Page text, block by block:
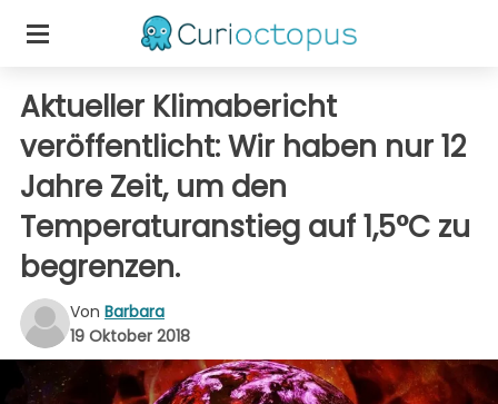
Aktueller Klimabericht
veröffentlicht: Wir haben nur 12
Jahre Zeit, um den
Temperaturanstieg auf 1,5°C zu
begrenzen.
Von Barbara
19 Oktober 2018